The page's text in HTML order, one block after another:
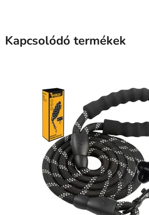
Kapcsolódó termékek